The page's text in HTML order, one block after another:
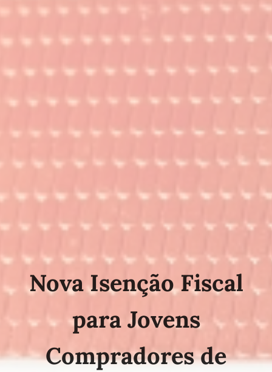
Nova Isenção Fiscal
para Jovens
Compradores de